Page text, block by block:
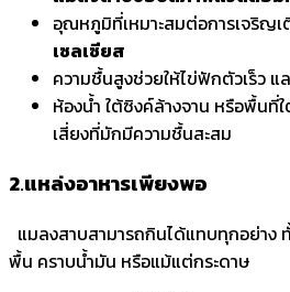
อุณหภูมิที่เหมาะสมต่อการเจริญเ
เซลเซียส
ความชื้นสูงช่วยให้ไข่ฟักตัวเร็ว
ห้องน้ำ ใต้ซิงค์ล้างจาน หรือพื้นที่
เสี่ยงที่มักมีความชื้นสะสม
2.แหล่งอาหารเพียงพอ
แมลงสาบสามารถกินได้แทบทุกอย่าง
พื้น คราบน้ำมัน หรือแม้แต่กระดาษ